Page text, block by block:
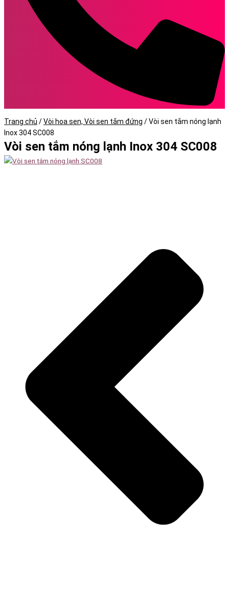
Trang chủ /Vòi hoa sen, Vòi sen tắm đứng /Vòi sen tắm nóng lạnh
Inox 304 SC008
Vòi sen tắm nóng lạnh Inox 304 SC008